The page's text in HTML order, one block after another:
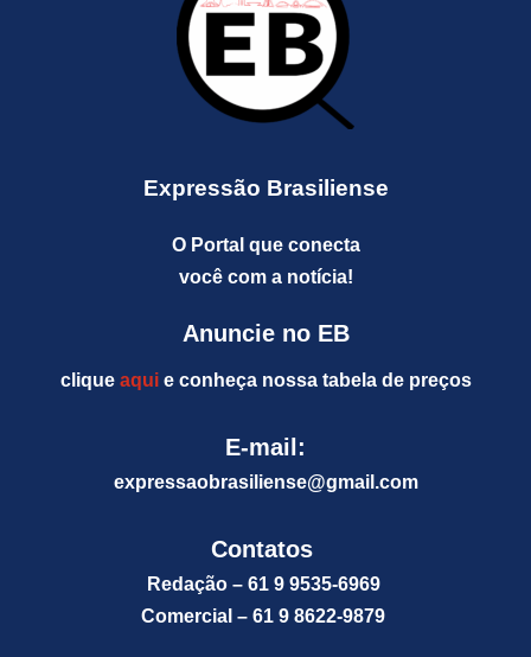
Expressão Brasiliense
O Portal que conecta
você com a notícia!
Anuncie no EB
clique aquie conheça nossa tabela de preços
E-mail:
expressaobrasiliense@gmail.com
Contatos
Redação – 61 9 9535-6969
Comercial – 61 9 8622-9879